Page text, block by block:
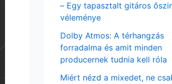
– Egy tapasztalt gitáros
véleménye
Dolby Atmos: A térhangzás
forradalma és amit minden
producernek tudnia kell róla
Miért nézd a mixedet, ne